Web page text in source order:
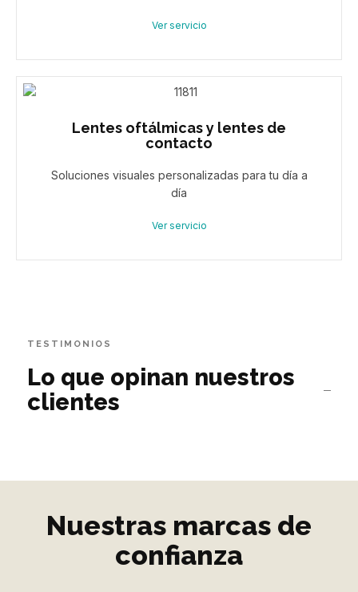
Ver servicio
Lentes oftálmicas y lentes de
contacto
Soluciones visuales personalizadas para tu día a
día
Ver servicio
TESTIMONIOS
Lo que opinan nuestros
clientes
Nuestras marcas de
confianza